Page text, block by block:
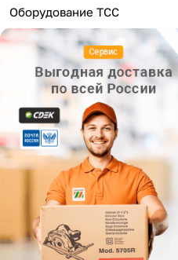
Оборудование ТСС